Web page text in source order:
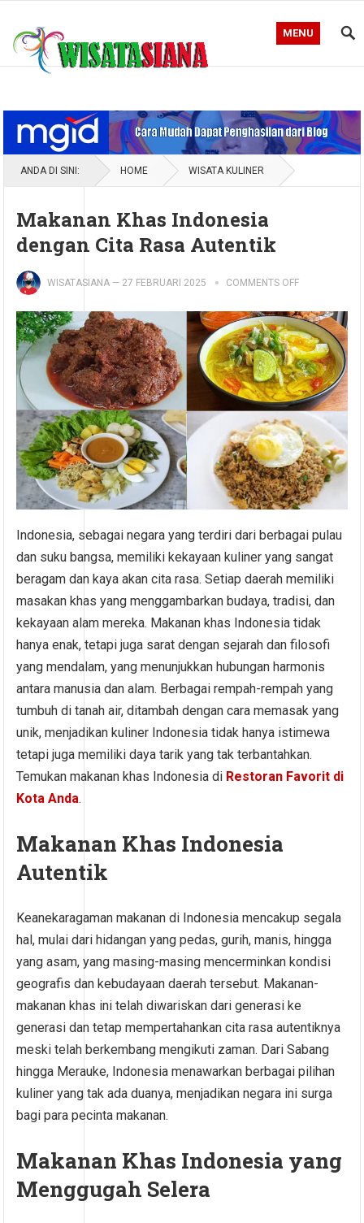
MENU
ANDA DI SINI: HOME WISATA KULINER
Makanan Khas Indonesia
dengan Cita Rasa Autentik
WISATASIANA — 27 FEBRUARI 2025 COMMENTS OFF
Indonesia, sebagai negara yang terdiri dari berbagai pulau
dan suku bangsa, memiliki kekayaan kuliner yang sangat
beragam dan kaya akan cita rasa. Setiap daerah memiliki
masakan khas yang menggambarkan budaya, tradisi, dan
kekayaan alam mereka. Makanan khas Indonesia tidak
hanya enak, tetapi juga sarat dengan sejarah dan filosofi
yang mendalam, yang menunjukkan hubungan harmonis
antara manusia dan alam. Berbagai rempah-rempah yang
tumbuh di tanah air, ditambah dengan cara memasak yang
unik, menjadikan kuliner Indonesia tidak hanya istimewa
tetapi juga memiliki daya tarik yang tak terbantahkan.
Temukan makanan khas Indonesia di Restoran Favorit di
Kota Anda.
Makanan Khas Indonesia
Autentik
Keanekaragaman makanan di Indonesia mencakup segala
hal, mulai dari hidangan yang pedas, gurih, manis, hingga
yang asam, yang masing-masing mencerminkan kondisi
geografis dan kebudayaan daerah tersebut. Makanan-
makanan khas ini telah diwariskan dari generasi ke
generasi dan tetap mempertahankan cita rasa autentiknya
meski telah berkembang mengikuti zaman. Dari Sabang
hingga Merauke, Indonesia menawarkan berbagai pilihan
kuliner yang tak ada duanya, menjadikan negara ini surga
bagi para pecinta makanan.
Makanan Khas Indonesia yang
Menggugah Selera